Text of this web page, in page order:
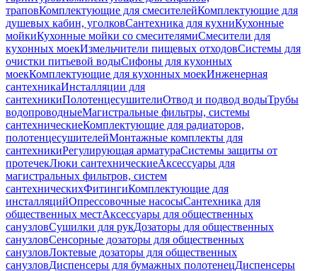
траповКомплектующие для смесителейКомплектующие для
душевых кабин, уголковСантехника для кухниКухонные
мойкиКухонные мойки со смесителямиСмесители для
кухонных моекИзмельчители пищевых отходовСистемы для
очистки питьевой водыСифоны для кухонных
моекКомплектующие для кухонных моекИнженерная
сантехникаИнсталляции для
сантехникиПолотенцесушителиОтвод и подвод водыТрубы
водопроводныеМагистральные фильтры, системы
сантехническиеКомплектующие для радиаторов,
полотенцесушителейМонтажные комплекты для
сантехникиРегулирующая арматураСистемы защиты от
протечекЛюки сантехническиеАксессуары для
магистральных фильтров, систем
сантехническихФитингиКомплектующие для
инсталляцийОпрессовочные насосыСантехника для
общественных местАксессуары для общественных
санузловСушилки для рукДозаторы для общественных
санузловСенсорные дозаторы для общественных
санузловЛоктевые дозаторы для общественных
санузловДиспенсеры для бумажных полотенецДиспенсеры